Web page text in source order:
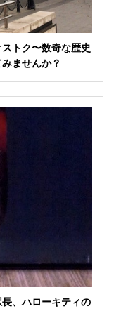
トク〜数奇な歴史
ませんか？
、ハローキティの